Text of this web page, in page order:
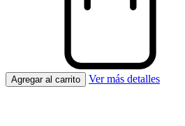
Ver más detalles